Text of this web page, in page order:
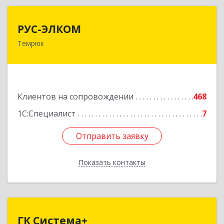
РУС-ЭЛКОМ
Темрюк
Клиентов на сопровождении
468
1С:Специалист
7
Отправить заявку
Показать контакты
353500, Краснодарский край, Темрюкский р-н,
Отправить заявку
Назад
ГК Система+